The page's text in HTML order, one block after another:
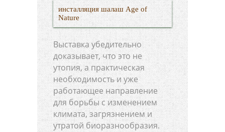
инсталляция шалаш Age of
Nature
Выставка убедительно
доказывает, что это не
утопия, а практическая
необходимость и уже
работающее направление
для борьбы с изменением
климата, загрязнением и
утратой биоразнообразия.